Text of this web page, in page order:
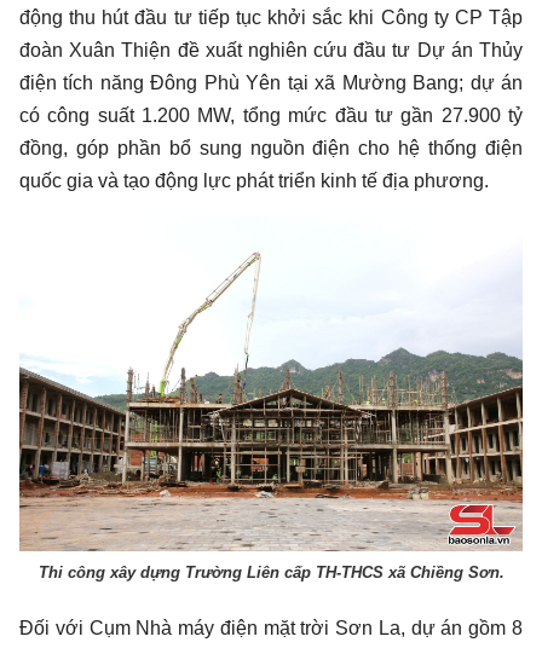
động thu hút đầu tư tiếp tục khởi sắc khi Công ty CP Tập
đoàn Xuân Thiện đề xuất nghiên cứu đầu tư Dự án Thủy
điện tích năng Đông Phù Yên tại xã Mường Bang; dự án
có công suất 1.200 MW, tổng mức đầu tư gần 27.900 tỷ
đồng, góp phần bổ sung nguồn điện cho hệ thống điện
quốc gia và tạo động lực phát triển kinh tế địa phương.
Thi công xây dựng Trường Liên cấp TH-THCS xã Chiềng Sơn.
Đối với Cụm Nhà máy điện mặt trời Sơn La, dự án gồm 8